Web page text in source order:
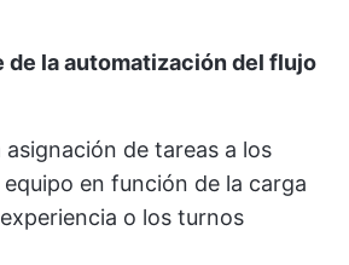
de la automatización del flujo
de tareas a los
en función de la carga
o los turnos